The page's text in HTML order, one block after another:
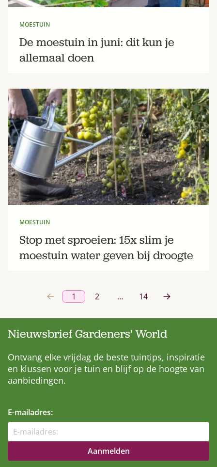
MOESTUIN
De moestuin in juni: dit kun je
allemaal doen
MOESTUIN
Stop met sproeien: 15x slim je
moestuin water geven bij droogte
1 2 … 14
Nieuwsbrief Gardeners' World
Ontvang elke vrijdag de beste tuintips, inspiratie
en klussen voor je tuin en blijf op de hoogte van
aanbiedingen.
E-mailadres: